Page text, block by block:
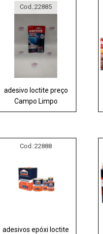
Cod.:22885
adesivo loctite preço
Campo Limpo
Cod.:22888
adesivos epóxi loctite